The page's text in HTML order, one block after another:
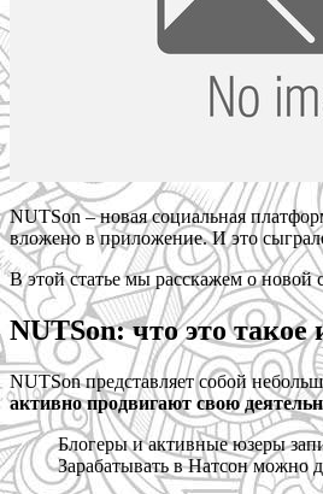
NUTSon – новая социальная
вложено в приложение. И это
В этой статье мы расскажем о новой
NUTSon: что это
NUTSon представляет собой
активно продвигают свою
Блогеры и активные юзеры
Зарабатывать в Натсон можно